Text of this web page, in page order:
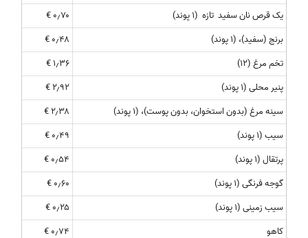
یک قرص نان سفید تازه (۱ پوند)
۰٫۷۰ €
برنج (سفید)، (۱ پوند)
۰٫۴۸ €
تخم مرغ (۱۲)
۱٫۳۶ €
پنیر محلی (۱ پوند)
۲٫۹۲ €
سینه مرغ (بدون استخوان، بدون پوست)، (۱ پوند)
۲٫۳۸ €
سیب (۱ پوند)
۰٫۴۹ €
پرتقال (۱ پوند)
۰٫۵۴ €
گوجه فرنگی (۱ پوند)
۰٫۶۰ €
سیب زمینی (۱ پوند)
۰٫۲۵ €
کاهو
۰٫۷۴ €